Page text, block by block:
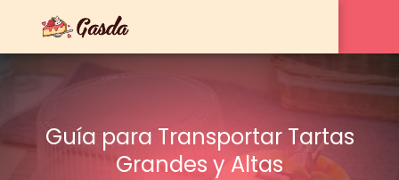
Guía para Transportar Tartas
Grandes y Altas